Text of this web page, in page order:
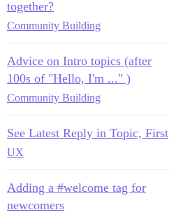
together?
Community Building
Advice on Intro topics (after
100s of "Hello, I'm ..." )
Community Building
See Latest Reply in Topic, First
UX
Adding a #welcome tag for
newcomers